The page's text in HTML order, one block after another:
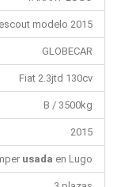
modelo 2015
GLOBECAR
Fiat 2.3jtd 130cv
B / 3500kg
2015
usada en Lugo